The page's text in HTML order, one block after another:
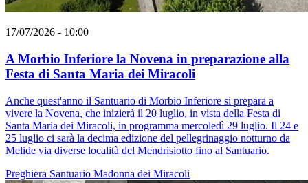
17/07/2026 - 10:00
A Morbio Inferiore la Novena in preparazione alla
Festa di Santa Maria dei Miracoli
Anche quest'anno il Santuario di Morbio Inferiore si prepara a
vivere la Novena, che inizierà il 20 luglio, in vista della Festa di
Santa Maria dei Miracoli, in programma mercoledì 29 luglio. Il 24 e
25 luglio ci sarà la decima edizione del pellegrinaggio notturno da
Melide via diverse località del Mendrisiotto fino al Santuario.
Preghiera Santuario Madonna dei Miracoli